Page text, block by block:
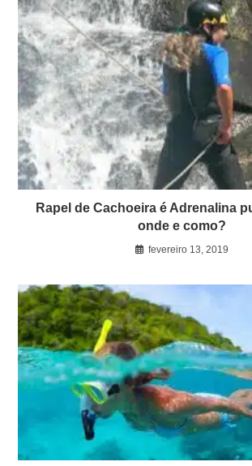
Rapel de Cachoeira é Adrenalina
onde e como?
fevereiro 13, 2019